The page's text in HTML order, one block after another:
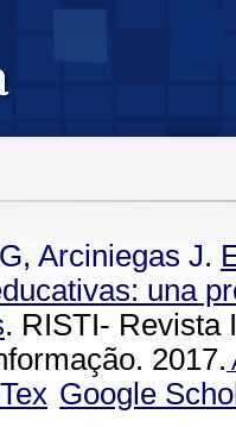
, Arciniegas J.
una
. RISTI- Revista
2017.
Google